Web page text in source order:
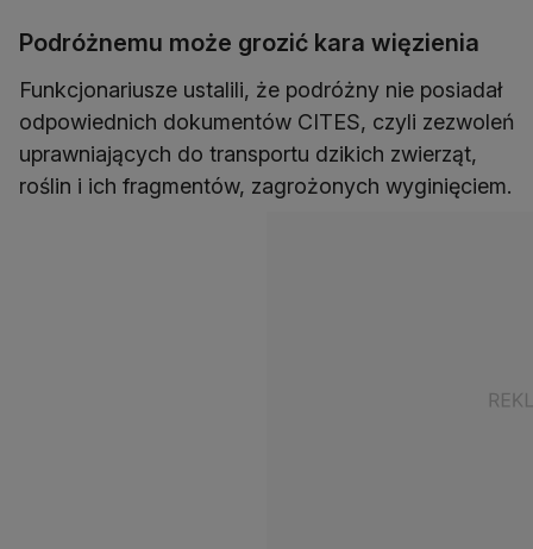
Podróżnemu może grozić kara więzienia
Funkcjonariusze ustalili, że podróżny nie posiadał
odpowiednich dokumentów CITES, czyli zezwoleń
uprawniających do transportu dzikich zwierząt,
roślin i ich fragmentów, zagrożonych wyginięciem.